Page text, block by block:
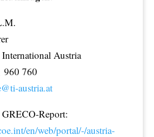
Austria
960 760
austria.at
Report:
en/web/portal/-/austria-